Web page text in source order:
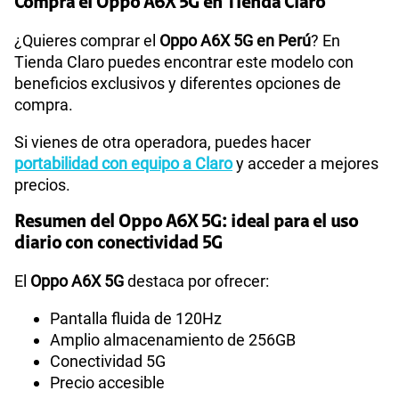
¿Quieres comprar el Oppo A6X 5G en Perú? En
Tienda Claro puedes encontrar este modelo con
beneficios exclusivos y diferentes opciones de
compra.
Si vienes de otra operadora, puedes hacer
portabilidad con equipo a Claroy acceder a mejores
precios.
Resumen del Oppo A6X 5G: ideal para el uso
diario con conectividad 5G
El Oppo A6X 5Gdestaca por ofrecer:
Pantalla fluida de 120Hz
Amplio almacenamiento de 256GB
Conectividad 5G
Precio accesible